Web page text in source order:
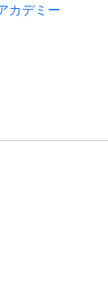
カデミー